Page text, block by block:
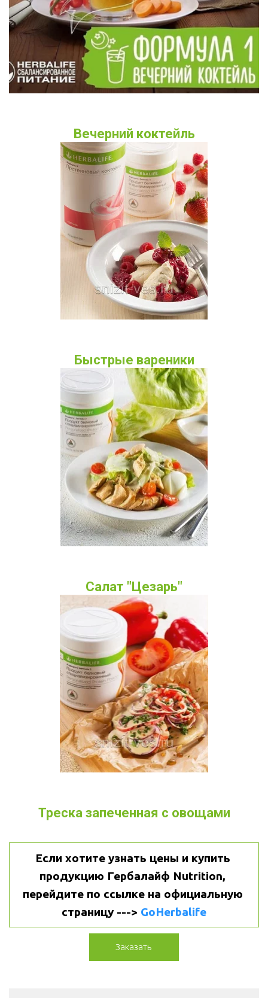
Вечерний коктейль
Быстрые вареники
Салат "Цезарь"
Треска запеченная с овощами
Если хотите узнать цены и купить
продукцию Гербалайф Nutrition,
перейдите по ссылке на официальную
страницу ---> GoHerbalife
Заказать